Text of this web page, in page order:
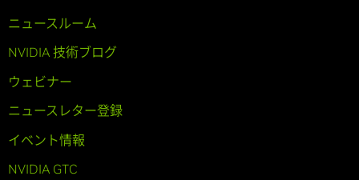
ニュースルーム
NVIDIA 技術ブログ
ウェビナー
ニュースレター登録
イベント情報
NVIDIA GTC